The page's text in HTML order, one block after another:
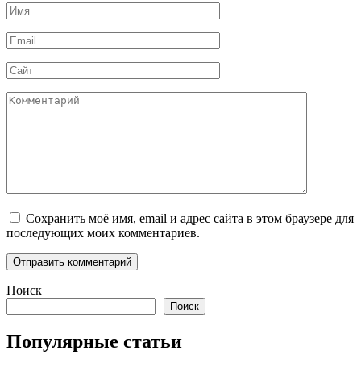
Имя
*
Email
*
Сайт
Комментарий
Сохранить моё имя, email и адрес сайта в этом браузере для
последующих моих комментариев.
Поиск
Поиск
Популярные статьи